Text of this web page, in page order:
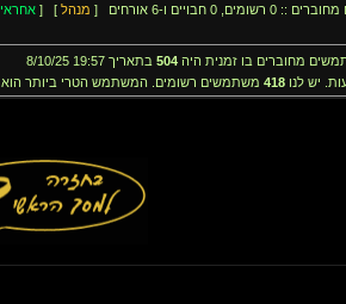
0 חבויים ו-6 אורחים [ מנהל ] [ אחראי
מחוברים בו זמנית היה 504 בתאריך 19:57 8/10/25
יש לנו 418 משתמשים רשומים. המשתמש הטרי ביותר הוא